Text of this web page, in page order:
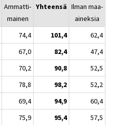
Ammatti-
mainen
Yhteensä Ilman maa-
aineksia
74,4 101,4
62,4
67,0 82,4
47,4
70,2 90,8
52,5
78,8 98,2
52,2
69,4 94,9
60,4
75,9 95,4
57,5